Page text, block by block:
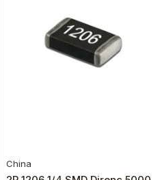
Sepete Ekle
China